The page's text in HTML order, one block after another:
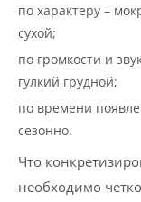
по характеру –
сухой;
по громкости и
гулкий грудной;
по времени
сезонно.
Что
необходимо